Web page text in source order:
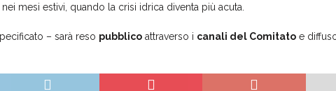
nei mesi estivi, quando la crisi idrica diventa più acuta.
– sarà reso pubblico attraverso i canali del Comitato e